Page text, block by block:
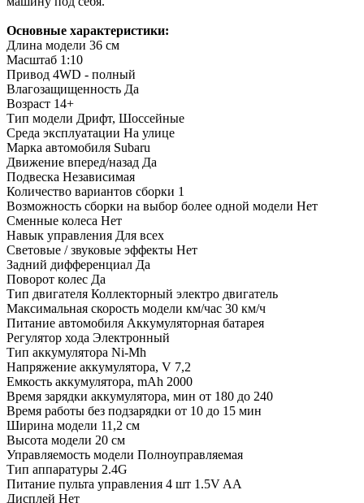
Основные характеристики:
Длина модели 36 см
Масштаб 1:10
Привод 4WD - полный
Влагозащищенность Да
Возраст 14+
Тип модели Дрифт, Шоссейные
Среда эксплуатации На улице
Марка автомобиля Subaru
Движение вперед/назад Да
Подвеска Независимая
Количество вариантов сборки 1
Возможность сборки на выбор более одной модели Нет
Сменные колеса Нет
Навык управления Для всех
Световые / звуковые эффекты Нет
Задний дифференциал Да
Поворот колес Да
Тип двигателя Коллекторный электро двигатель
Максимальная скорость модели км/час 30 км/ч
Питание автомобиля Аккумуляторная батарея
Регулятор хода Электронный
Тип аккумулятора Ni-Mh
Напряжение аккумулятора, V 7,2
Емкость аккумулятора, mAh 2000
Время зарядки аккумулятора, мин от 180 до 240
Время работы без подзарядки от 10 до 15 мин
Ширина модели 11,2 см
Высота модели 20 см
Управляемость модели Полноуправляемая
Тип аппаратуры 2.4G
Питание пульта управления 4 шт 1.5V AA
Дисплей Нет